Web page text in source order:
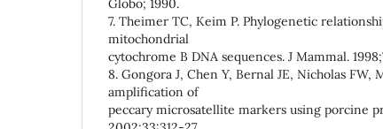
Globo; 1990.
7. Theimer TC, Keim P. Phylogenetic
mitochondrial
cytochrome B DNA sequences. J Mammal.
8. Gongora J, Chen Y, Bernal JE, Nicholas FW,
amplification of
peccary microsatellite markers using porcine